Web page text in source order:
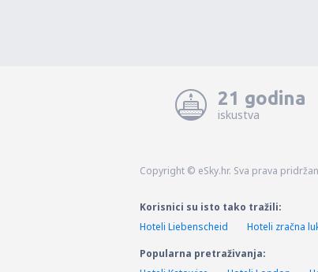
21 godina
iskustva
Copyright © eSky.hr. Sva prava
Korisnici su isto tako tražili:
Hoteli Liebenscheid
Hoteli zračna
Popularna pretraživanja: